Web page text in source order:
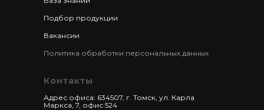
Подбор продукции
Вакансии
Политика обработки персональных данных
Адрес офиса: 634507, г. Томск, ул. Карла
Маркса, 7, офис 524
Контакты